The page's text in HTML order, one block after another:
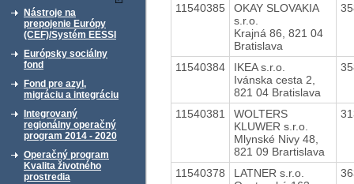
Nástroje na
prepojenie Európy
(CEF)/Systém EESSI
Európsky sociálny
fond
Fond pre azyl,
migráciu a integráciu
Integrovaný
regionálny operačný
program 2014 - 2020
Operačný program
Kvalita životného
prostredia
11540385
OKAY SLOVAKIA
s.r.o.
Krajná 86, 821 04
Bratislava
11540384
IKEA s.r.o.
Ivánska cesta 2,
821 04 Bratislava
11540381
WOLTERS
KLUWER s.r.o.
Mlynské Nivy 48,
821 09 Brartislava
11540378
LATNER s.r.o.